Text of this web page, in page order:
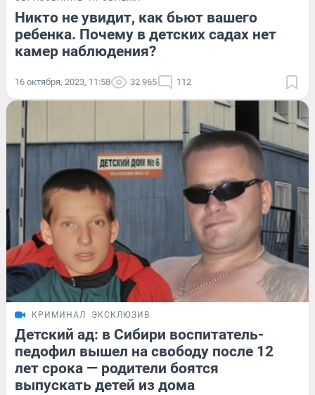
Никто не увидит, как бьют вашего
ребенка. Почему в детских садах нет
камер наблюдения?
16 октября, 2023, 11:58 32 965 112
КРИМИНАЛ ЭКСКЛЮЗИВ
Детский ад: в Сибири воспитатель-
педофил вышел на свободу после 12
лет срока — родители боятся
выпускать детей из дома